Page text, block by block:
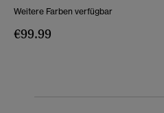
Weitere Farben verfügbar
€99.99